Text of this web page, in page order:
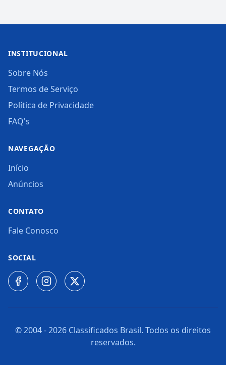
INSTITUCIONAL
Sobre Nós
Termos de Serviço
Política de Privacidade
FAQ's
NAVEGAÇÃO
Início
Anúncios
CONTATO
Fale Conosco
SOCIAL
© 2004 -2026 Classificados Brasil. Todos os direitos
reservados.